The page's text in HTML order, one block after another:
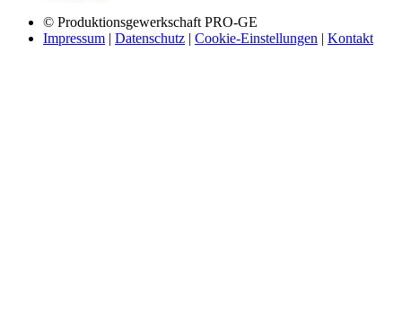
© Produktionsgewerkschaft PRO-GE
Impressum | Datenschutz | Cookie-Einstellungen | Kontakt